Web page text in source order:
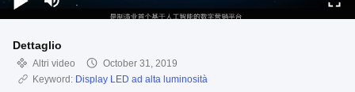
Dettaglio
Altri video
October 31, 2019
Keyword: Display LED ad alta luminosità